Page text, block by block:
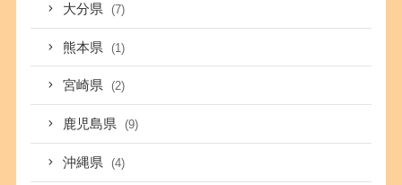
大分県 (7)
熊本県 (1)
宮崎県 (2)
鹿児島県 (9)
沖縄県 (4)